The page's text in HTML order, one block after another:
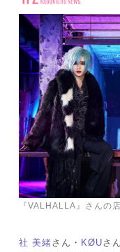
『VALHALLA』さんの
社 美緒さん・ KØUさ